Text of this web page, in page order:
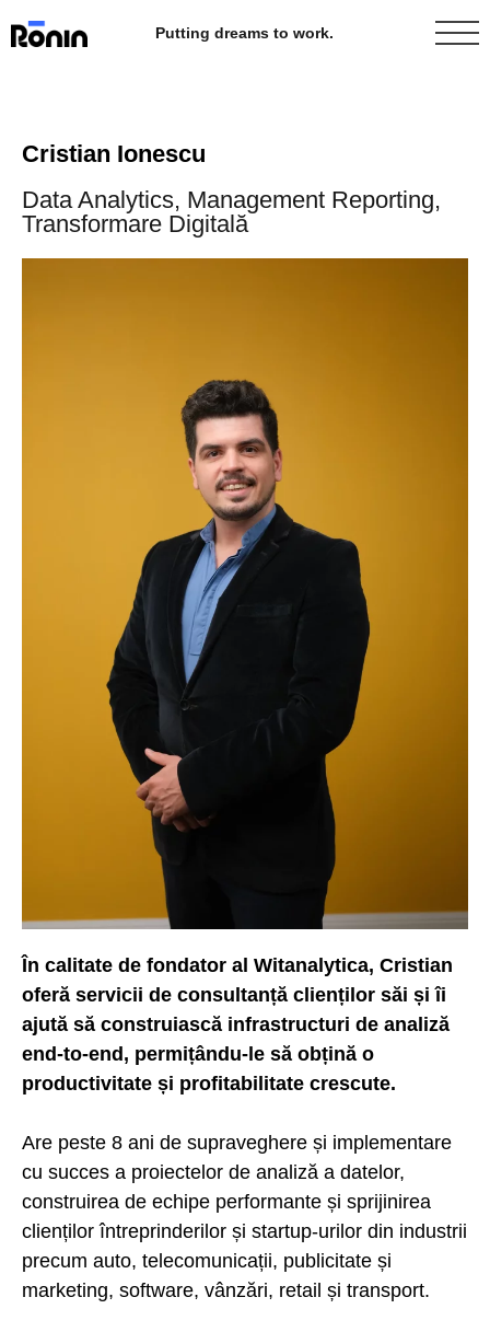
Putting dreams to work.
Cristian Ionescu
Data Analytics, Management Reporting,
Transformare Digitală
În calitate de fondator al Witanalytica, Cristian
oferă servicii de consultanță clienților săi și îi
ajută să construiască infrastructuri de analiză
end-to-end, permițându-le să obțină o
productivitate și profitabilitate crescute.
Are peste 8 ani de supraveghere și implementare
cu succes a proiectelor de analiză a datelor,
construirea de echipe performante și sprijinirea
clienților întreprinderilor și startup-urilor din industrii
precum auto, telecomunicații, publicitate și
marketing, software, vânzări, retail și transport.